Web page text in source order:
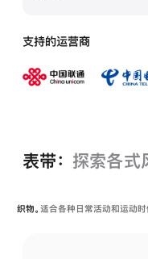
支持的运营商
表带： 探索各式
织物。 适合各种日常活动和运动时